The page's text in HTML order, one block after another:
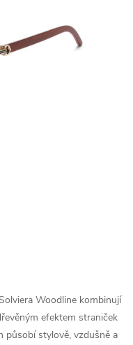
Woodline kombinují
efektem straniček
působí stylově, vzdušně a